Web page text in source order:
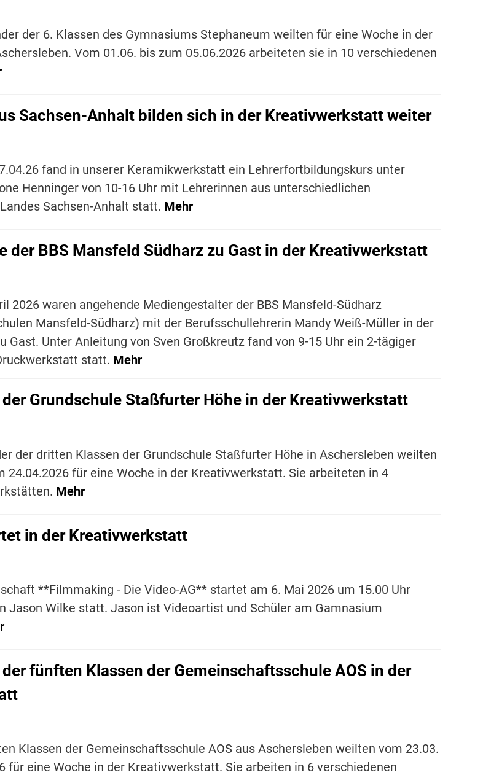
der 6. Klassen des Gymnasiums Stephaneum weilten für eine Woche in der
Vom 01.06. bis zum 05.06.2026 arbeiteten sie in 10 verschiedenen
Sachsen-Anhalt bilden sich in der Kreativwerkstatt weiter
fand in unserer Keramikwerkstatt ein Lehrerfortbildungskurs unter
Henninger von 10-16 Uhr mit Lehrerinnen aus unterschiedlichen
Sachsen-Anhalt statt. Mehr
der BBS Mansfeld Südharz zu Gast in der Kreativwerkstatt
2026 waren angehende Mediengestalter der BBS Mansfeld-Südharz
Mansfeld-Südharz) mit der Berufsschullehrerin Mandy Weiß-Müller in der
Gast. Unter Anleitung von Sven Großkreutz fand von 9-15 Uhr ein 2-tägiger
statt. Mehr
Grundschule Staßfurter Höhe in der Kreativwerkstatt
der dritten Klassen der Grundschule Staßfurter Höhe in Aschersleben weilten
24.04.2026 für eine Woche in der Kreativwerkstatt. Sie arbeiteten in 4
Mehr
in der Kreativwerkstatt
**Filmmaking - Die Video-AG** startet am 6. Mai 2026 um 15.00 Uhr
Jason Wilke statt. Jason ist Videoartist und Schüler am Gamnasium
fünften Klassen der Gemeinschaftsschule AOS in der
Klassen der Gemeinschaftsschule AOS aus Aschersleben weilten vom 23.03.
für eine Woche in der Kreativwerkstatt. Sie arbeiten in 6 verschiedenen